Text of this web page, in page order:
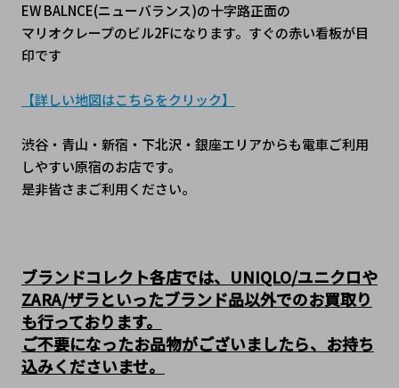
EW BALNCE(ニューバランス)の十字路正面の
マリオクレープのビル2Fになります。すぐの赤い看板が目
印です
【詳しい地図はこちらをクリック】
渋谷・青山・新宿・下北沢・銀座エリアからも電車ご利用
しやすい原宿のお店です。
是非皆さまご利用ください。
ブランドコレクト各店では、UNIQLO/ユニクロや
ZARA/ザラといったブランド品以外でのお買取り
も行っております。
ご不要になったお品物がございましたら、お持ち
込みくださいませ。